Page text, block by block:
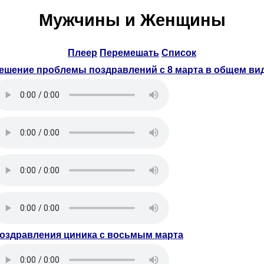
Мужчины и Женщины
Плеер Перемешать Список
проблемы поздравлений с 8 марта в общем
циника с восьмым марта